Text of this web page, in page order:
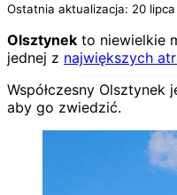
Ostatnia aktualizacja: 20
Olsztynek to niewielkie
jednej z największych
Współczesny
aby go zwiedzić.